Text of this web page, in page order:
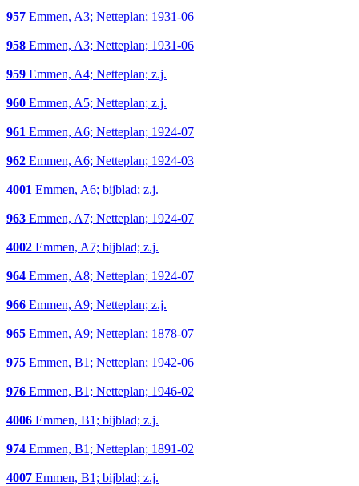
957 Emmen, A3; Netteplan; 1931-06
958 Emmen, A3; Netteplan; 1931-06
959 Emmen, A4; Netteplan; z.j.
960 Emmen, A5; Netteplan; z.j.
961 Emmen, A6; Netteplan; 1924-07
962 Emmen, A6; Netteplan; 1924-03
4001 Emmen, A6; bijblad; z.j.
963 Emmen, A7; Netteplan; 1924-07
4002 Emmen, A7; bijblad; z.j.
964 Emmen, A8; Netteplan; 1924-07
966 Emmen, A9; Netteplan; z.j.
965 Emmen, A9; Netteplan; 1878-07
975 Emmen, B1; Netteplan; 1942-06
976 Emmen, B1; Netteplan; 1946-02
4006 Emmen, B1; bijblad; z.j.
974 Emmen, B1; Netteplan; 1891-02
4007 Emmen, B1; bijblad; z.j.